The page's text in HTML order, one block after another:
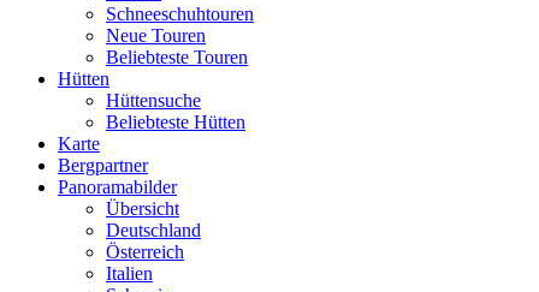
Schneeschuhtouren
Neue Touren
Beliebteste Touren
Hütten
Hüttensuche
Beliebteste Hütten
Karte
Bergpartner
Panoramabilder
Übersicht
Deutschland
Österreich
Italien